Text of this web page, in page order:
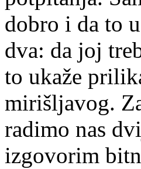
dobro i da to
dva: da joj
to ukaže
mirišljavog.
radimo nas
izgovorim